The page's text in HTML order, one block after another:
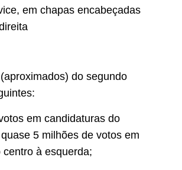
em chapas encabeçadas
do segundo
em candidaturas do
5 milhões de votos em
à esquerda;